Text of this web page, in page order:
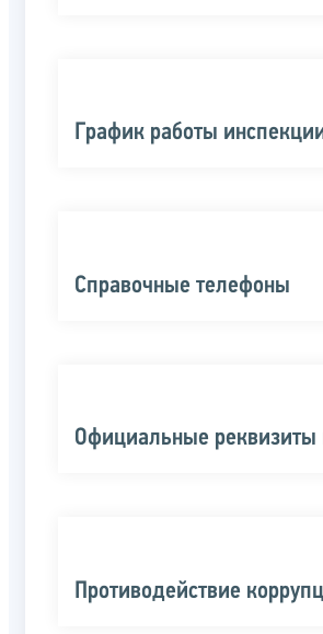
График работы
Справочные телефоны
Официальные реквизиты
Противодействие